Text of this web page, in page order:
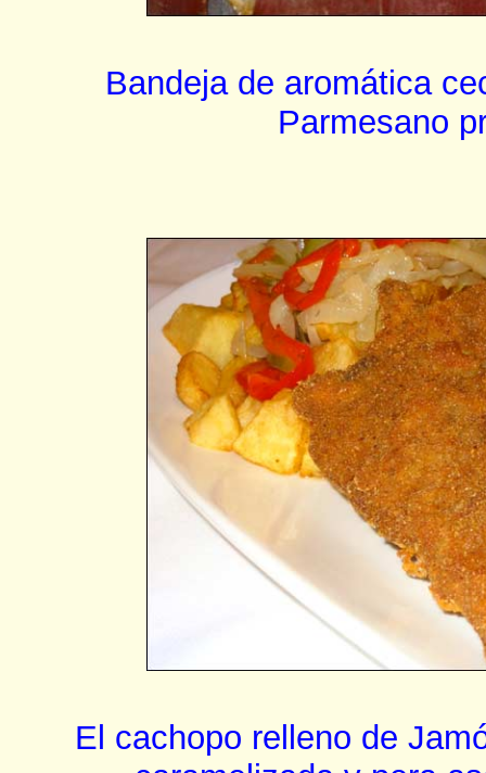
Bandeja de aromática
Parmesano
El cachopo relleno de